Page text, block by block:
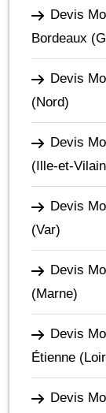
Devis
Bordeaux
Devis
(Nord)
Devis
(Ille-et-
Devis
(Var)
Devis
(Marne)
Devis
Étienne
Devis